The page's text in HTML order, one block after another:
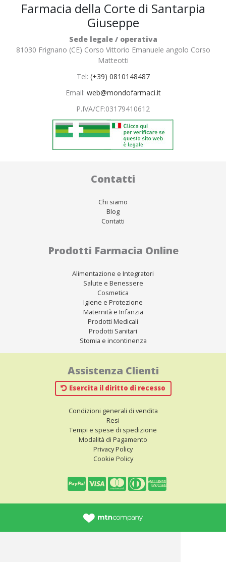
Farmacia della Corte di Santarpia
Giuseppe
Sede legale / operativa
81030 Frignano (CE) Corso Vittorio Emanuele angolo Corso
Matteotti
Tel: (+39) 0810148487
Email: web@mondofarmaci.it
P.IVA/CF:03179410612
Contatti
Chi siamo
Blog
Contatti
Prodotti Farmacia Online
Alimentazione e Integratori
Salute e Benessere
Cosmetica
Igiene e Protezione
Maternità e Infanzia
Prodotti Medicali
Prodotti Sanitari
Stomia e incontinenza
Assistenza Clienti
Esercita il diritto di recesso
Condizioni generali di vendita
Resi
Tempi e spese di spedizione
Modalità di Pagamento
Privacy Policy
Cookie Policy